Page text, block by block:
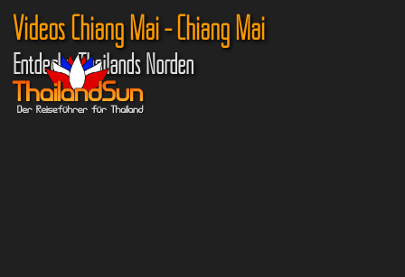
Videos Chiang Mai - Chiang Mai
Entdecke Thailands Norden